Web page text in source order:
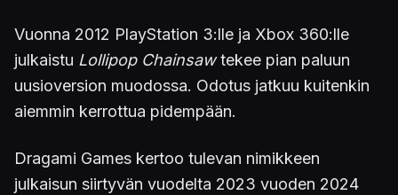
Vuonna 2012 PlayStation 3:lle ja Xbox 360:lle
julkaistu Lollipop Chainsawtekee pian paluun
uusioversion muodossa. Odotus jatkuu kuitenkin
aiemmin kerrottua pidempään.
Dragami Games kertoo tulevan nimikkeen
julkaisun siirtyvän vuodelta 2023 vuoden 2024